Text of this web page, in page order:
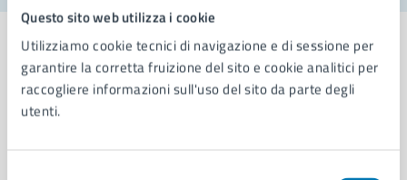
Questo sito web utilizza i cookie
Utilizziamo cookie tecnici di navigazione e di sessione per
garantire la corretta fruizione del sito e cookie analitici per
raccogliere informazioni sull'uso del sito da parte degli
utenti.